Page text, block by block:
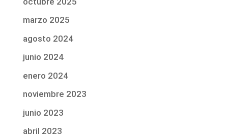
marzo 2025
agosto 2024
junio 2024
enero 2024
noviembre 2023
junio 2023
abril 2023